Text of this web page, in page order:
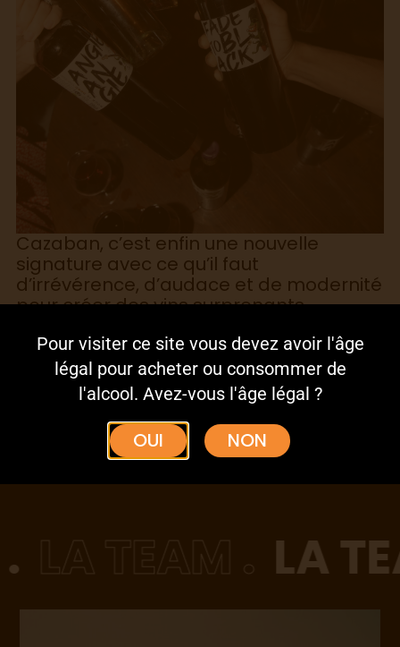
Cazaban, c’est enfin une nouvelle
signature avec ce qu’il faut
d’irrévérence, d’audace et de modernité
pour créer des vins surprenants,
c’est aussi bousculer les habitudes, et
bousculer les habitudes, ça on sait faire
LA
Pour visiter ce site vous devez avoir l'âge
légal pour acheter ou consommer de
l'alcool. Avez-vous l'âge légal ?
OUI NON